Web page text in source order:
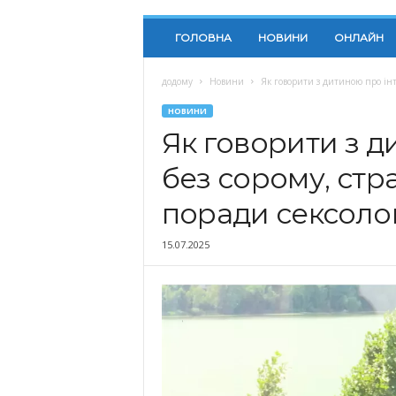
ГОЛОВНА НОВИНИ ОНЛАЙН
додому Новини Як говорити з дитиною про
НОВИНИ
Як говорити з
без сорому,
поради
15.07.2025